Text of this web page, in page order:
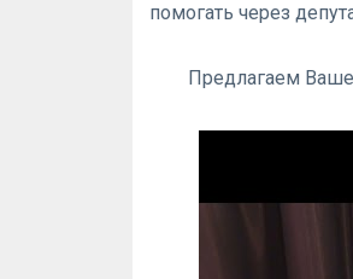
помогать через
Предлагаем